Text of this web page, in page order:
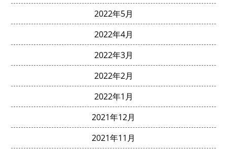
2022年5月
2022年4月
2022年3月
2022年2月
2022年1月
2021年12月
2021年11月